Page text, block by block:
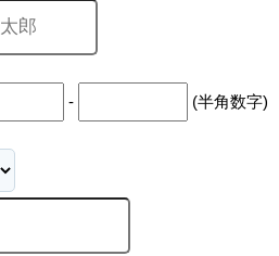
- (半角数字)